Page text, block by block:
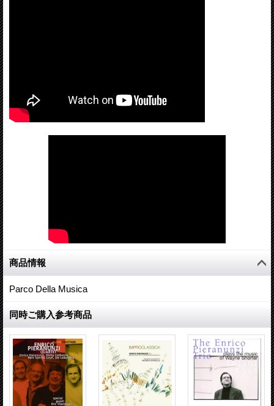
商品情報
Parco Della Musica
同時ご購入参考商品